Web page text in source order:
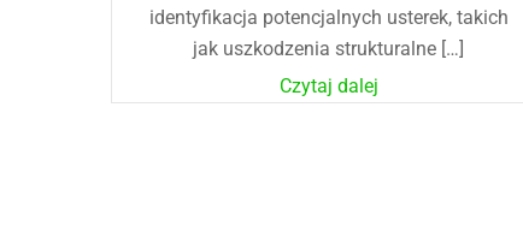
identyfikacja potencjalnych usterek, takich
jak uszkodzenia strukturalne […]
Czytaj dalej